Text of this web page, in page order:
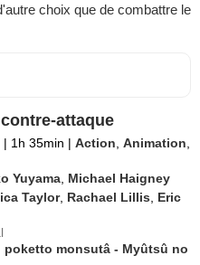
choix que de combattre le
attaque
| 1h 35min | Action ,Animation
Yuyama Michael Haigney
Taylor, Rachael Lillis
Eric
poketto monsutâ - Myûtsû no